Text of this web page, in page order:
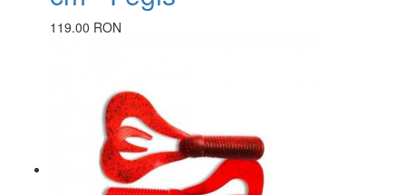
119.00 RON